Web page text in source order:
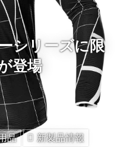
シリーズに限
登場
品 新製品情報